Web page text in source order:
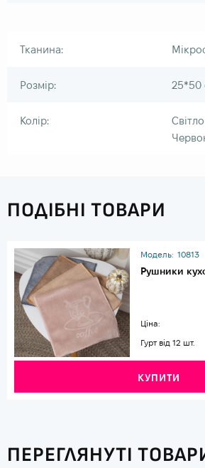
Тканина:
Розмір: 25*50
Колір:
ПОДІБНІ ТОВАРИ
Модель: 10813
Рушники
Ціна:
Гурт від 12 шт.
КУПИТИ
ПЕРЕГЛЯНУТІ